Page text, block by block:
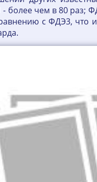
более чем в 80 раз;
с ФДЭ3, что